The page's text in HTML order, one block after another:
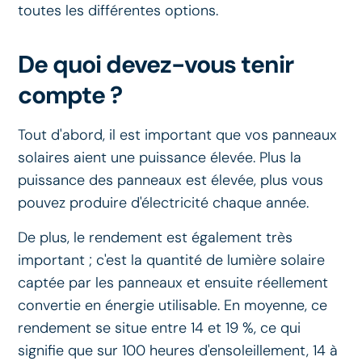
toutes les différentes options.
De quoi devez-vous tenir
compte ?
Tout d'abord, il est important que vos panneaux
solaires aient une puissance élevée. Plus la
puissance des panneaux est élevée, plus vous
pouvez produire d'électricité chaque année.
De plus, le rendement est également très
important ; c'est la quantité de lumière solaire
captée par les panneaux et ensuite réellement
convertie en énergie utilisable. En moyenne, ce
rendement se situe entre 14 et 19 %, ce qui
signifie que sur 100 heures d'ensoleillement, 14 à